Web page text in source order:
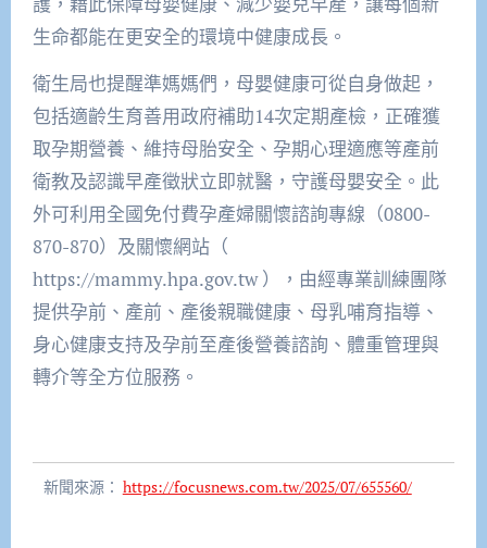
生命都能在更安全的環境中健康成長。
衛生局也提醒準媽媽們，母嬰健康可從自身做起，
包括適齡生育善用政府補助14次定期產檢，正確獲
取孕期營養、維持母胎安全、孕期心理適應等產前
衛教及認識早產徵狀立即就醫，守護母嬰安全。此
外可利用全國免付費孕產婦關懷諮詢專線（0800-
870-870）及關懷網站（
https://mammy.hpa.gov.tw ），由經專業訓練團隊
提供孕前、產前、產後親職健康、母乳哺育指導、
身心健康支持及孕前至產後營養諮詢、體重管理與
轉介等全方位服務。
新聞來源： https://focusnews.com.tw/2025/07/655560/